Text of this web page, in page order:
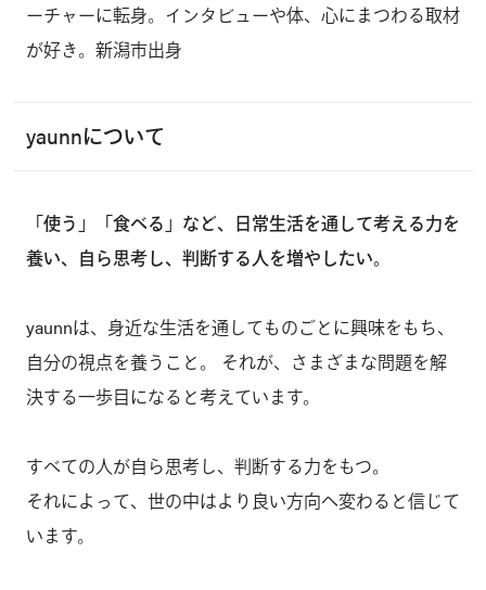
ーチャーに転身。インタビューや体、心にまつわる取材
が好き。新潟市出身
yaunnについて
「使う」「食べる」など、日常生活を通して考える力を
養い、自ら思考し、判断する人を増やしたい。
yaunnは、身近な生活を通してものごとに興味をもち、
自分の視点を養うこと。 それが、さまざまな問題を解
決する一歩目になると考えています。
すべての人が自ら思考し、判断する力をもつ。
それによって、世の中はより良い方向へ変わると信じて
います。